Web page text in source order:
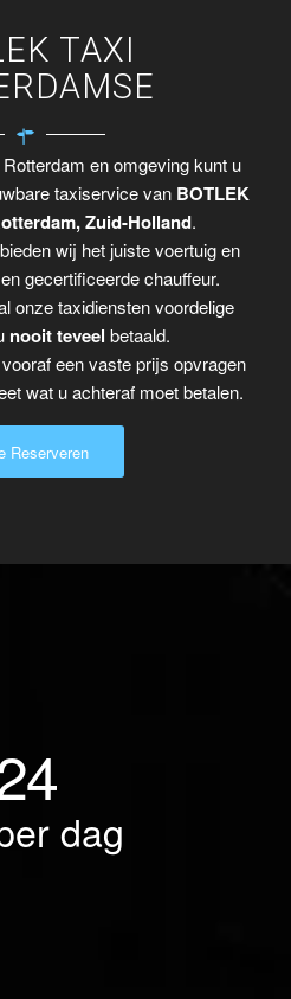
TAXI
en omgeving kunt u
taxiservice van BOTLEK
Zuid-Holland.
wij het juiste voertuig en
gecertificeerde chauffeur.
onze taxidiensten voordelige
nooit teveel betaald.
een vaste prijs opvragen
wat u achteraf moet betalen.
Reserveren
dag